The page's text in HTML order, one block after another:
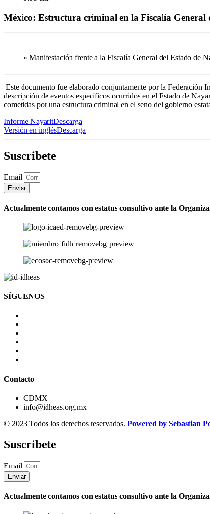
México: Estructura criminal en la Fiscalía General
« Manifestación frente a la Fiscalía General del Estado de
Este documento fue elaborado conjuntamente por la
descripción de eventos específicos ocurridos en el Estado de
cometidas por una estructura criminal en el seno del gobierno
Informe NayaritDescarga
Versión en inglésDescarga
Suscribete
Email
Enviar
Actualmente contamos con estatus consultivo ante la
SÍGUENOS
Contacto
CDMX
info@idheas.org.mx
© 2023 Todos los derechos reservados. Powered by Sebastian
Suscribete
Email
Enviar
Actualmente contamos con estatus consultivo ante la